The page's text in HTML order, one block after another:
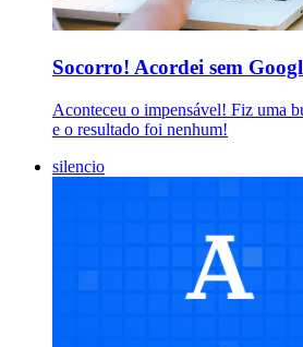
Socorro! Acordei sem
Aconteceu o impensável! Fiz uma
e o resultado foi nenhum!
silencio